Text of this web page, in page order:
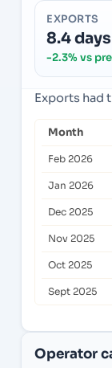
EXPORTS
8.4 days
-2.3% vs
Exports had
Month
Feb 2026
Jan 2026
Dec 2025
Nov 2025
Oct 2025
Sept 2025
Operator